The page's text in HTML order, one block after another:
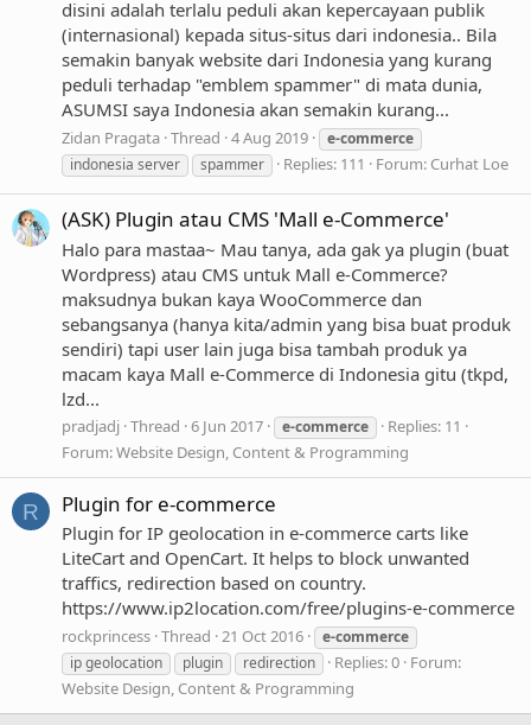
disini adalah terlalu peduli akan kepercayaan publik
(internasional) kepada situs-situs dari indonesia.. Bila
semakin banyak website dari Indonesia yang kurang
peduli terhadap "emblem spammer" di mata dunia,
ASUMSI saya Indonesia akan semakin kurang...
Zidan Pragata Thread 4 Aug 2019
e-commerce
indonesia server
spammer Replies: 111 Forum: Curhat Loe
(ASK) Plugin atau CMS 'Mall e-Commerce'
Halo para mastaa~ Mau tanya, ada gak ya plugin (buat
Wordpress) atau CMS untuk Mall e-Commerce?
maksudnya bukan kaya WooCommerce dan
sebangsanya (hanya kita/admin yang bisa buat produk
sendiri) tapi user lain juga bisa tambah produk ya
macam kaya Mall e-Commerce di Indonesia gitu (tkpd,
lzd...
pradjadj Thread 6 Jun 2017 e-commerce
Replies: 11
Forum:Website Design, Content & Programming
R Plugin for e-commerce
Plugin for IP geolocation in e-commerce carts like
LiteCart and OpenCart. It helps to block unwanted
traffics, redirection based on country.
https://www.ip2location.com/free/plugins-e-commerce
rockprincess Thread 21 Oct 2016
e-commerce
ip geolocation
plugin redirection Replies: 0 Forum:
Website Design, Content & Programming